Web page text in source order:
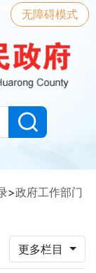
无障碍模式
>政府工作部门
更多栏目